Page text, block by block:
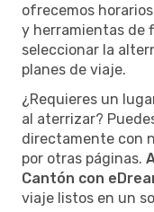
ofrecemos
y herramientas de
seleccionar la
planes de viaje.
¿Requieres un
al aterrizar?
directamente con
por otras páginas.
Cantón con
viaje listos en un